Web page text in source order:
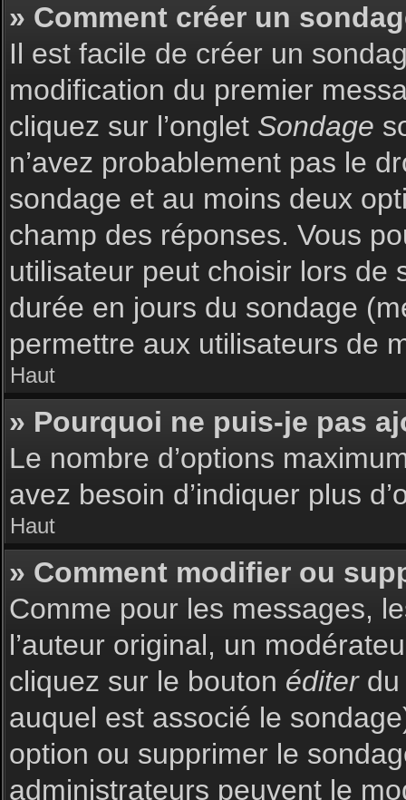
» Comment créer un
Il est facile de créer un
modification du premier
cliquez sur l’onglet Sondage
n’avez probablement pas le
sondage et au moins deux
champ des réponses. Vous
utilisateur peut choisir lors de
durée en jours du sondage
permettre aux utilisateurs de
Haut
» Pourquoi ne puis-je pas
Le nombre d’options
avez besoin d’indiquer plus
Haut
» Comment modifier ou
Comme pour les messages,
l’auteur original, un
cliquez sur le bouton éditerdu
auquel est associé le
option ou supprimer le
administrateurs peuvent le